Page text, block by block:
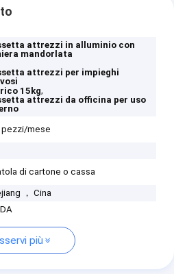
attrezzi in alluminio con
mandorlata
attrezzi per impieghi
15kg,
attrezzi da officina per uso
pezzi/mese
di cartone o cassa
， Cina
più